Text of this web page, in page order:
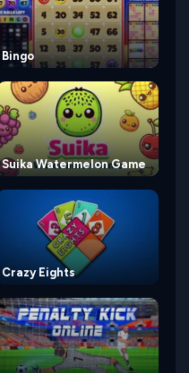
Bingo
Suika Watermelon Game
Crazy Eights